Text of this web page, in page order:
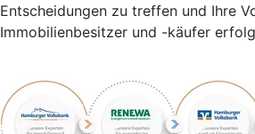
Entscheidungen zu treffen und Ihre
Immobilienbesitzer und -käufer